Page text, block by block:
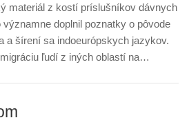
materiál z kostí príslušníkov dávnych
doplnil poznatky o pôvode
a šírení sa indoeurópskych jazykov.
ľudí z iných oblastí na…